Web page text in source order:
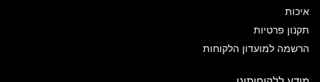
איכות
תקנון פרטיות
הרשמה למועדון הלקוחות